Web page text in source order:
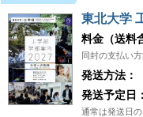
東北大学
料金（送料
同封の支払い
発送方法：
発送予定日：
通常は発送日